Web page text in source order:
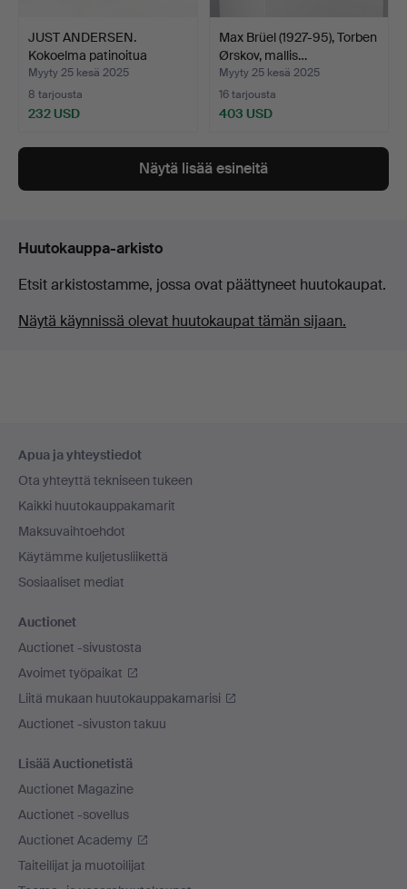
JUST ANDERSEN.
Kokoelma patinoitua
diskome…
Myyty 25 kesä 2025
8 tarjousta
232 USD
Max Brüel (1927-95), Torben
Ørskov, mallis…
Myyty 25 kesä 2025
16 tarjousta
403 USD
Näytä lisää esineitä
Huutokauppa-arkisto
Etsit arkistostamme, jossa ovat päättyneet huutokaupat.
Näytä käynnissä olevat huutokaupat tämän sijaan.
Apua ja yhteystiedot
Ota yhteyttä tekniseen tukeen
Kaikki huutokauppakamarit
Maksuvaihtoehdot
Käytämme kuljetusliikettä
Sosiaaliset mediat
Auctionet
Auctionet -sivustosta
Avoimet työpaikat
Liitä mukaan huutokauppakamarisi
Auctionet -sivuston takuu
Lisää Auctionetistä
Auctionet Magazine
Auctionet -sovellus
Auctionet Academy
Taiteilijat ja muotoilijat